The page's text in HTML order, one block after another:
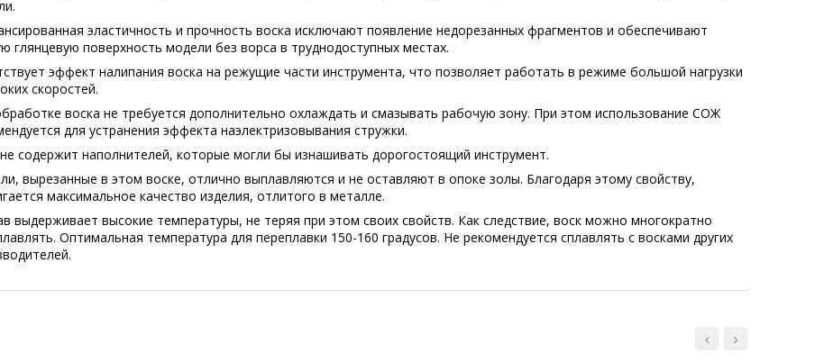
эластичность и прочность воска исключают появление недорезанных фрагментов и обеспечивают
глянцевую поверхность модели без ворса в труднодоступных местах.
эффект налипания воска на режущие части инструмента, что позволяет работать в режиме большой нагрузки
скоростей.
воска не требуется дополнительно охлаждать и смазывать рабочую зону. При этом использование СОЖ
для устранения эффекта наэлектризовывания стружки.
содержит наполнителей, которые могли бы изнашивать дорогостоящий инструмент.
вырезанные в этом воске, отлично выплавляются и не оставляют в опоке золы. Благодаря этому свойству,
максимальное качество изделия, отлитого в металле.
выдерживает высокие температуры, не теряя при этом своих свойств. Как следствие, воск можно многократно
Оптимальная температура для переплавки 150-160 градусов. Не рекомендуется сплавлять с восками других